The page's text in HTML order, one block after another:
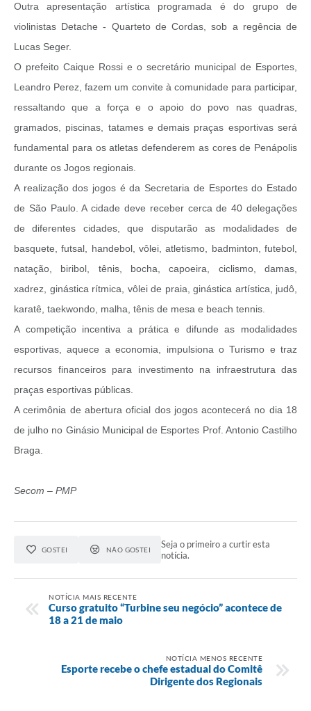
Outra apresentação artística programada é do grupo de
violinistas Detache - Quarteto de Cordas, sob a regência de
Lucas Seger.
O prefeito Caique Rossi e o secretário municipal de Esportes,
Leandro Perez, fazem um convite à comunidade para participar,
ressaltando que a força e o apoio do povo nas quadras,
gramados, piscinas, tatames e demais praças esportivas será
fundamental para os atletas defenderem as cores de Penápolis
durante os Jogos regionais.
A realização dos jogos é da Secretaria de Esportes do Estado
de São Paulo. A cidade deve receber cerca de 40 delegações
de diferentes cidades, que disputarão as modalidades de
basquete, futsal, handebol, vôlei, atletismo, badminton, futebol,
natação, biribol, tênis, bocha, capoeira, ciclismo, damas,
xadrez, ginástica rítmica, vôlei de praia, ginástica artística, judô,
karatê, taekwondo, malha, tênis de mesa e beach tennis.
A competição incentiva a prática e difunde as modalidades
esportivas, aquece a economia, impulsiona o Turismo e traz
recursos financeiros para investimento na infraestrutura das
praças esportivas públicas.
A cerimônia de abertura oficial dos jogos acontecerá no dia 18
de julho no Ginásio Municipal de Esportes Prof. Antonio Castilho
Braga.
Secom – PMP
GOSTEI NÃO GOSTEI
Seja o primeiro a curtir esta
notícia.
NOTÍCIA MAIS RECENTE
Curso gratuito “Turbine seu negócio” acontece de
18 a 21 de maio
NOTÍCIA MENOS RECENTE
Esporte recebe o chefe estadual do Comitê
Dirigente dos Regionais